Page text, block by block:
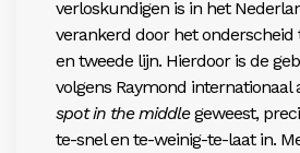
verloskundigen is in het
verankerd door het onderscheid
en tweede lijn. Hierdoor is de
volgens Raymond internationaal
spot in the middlegeweest,
te-snel en te-weinig-te-laat in.